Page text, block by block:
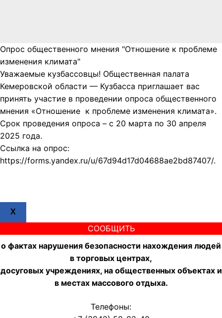
Опрос общественного мнения "Отношение к проблеме
изменения климата"
Уважаемые кузбассовцы! Общественная палата
Кемеровской области — Кузбасса приглашает вас
принять участие в проведении опроса общественного
мнения «Отношение к проблеме изменения климата».
Срок проведения опроса – с 20 марта по 30 апреля
2025 года.
Ссылка на опрос:
https://forms.yandex.ru/u/67d94d17d04688ae2bd87407/.
X
СООБЩИТЬ
о фактах нарушения безопасности нахождения людей
в торговых центрах,
досуговых учреждениях, на общественных объектах и
в местах массового отдыха.
Телефоны: